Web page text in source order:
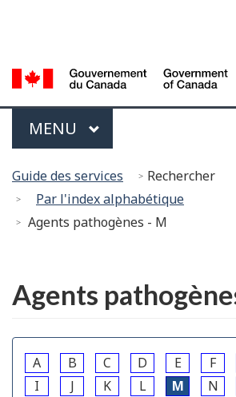
principal
propos
du
version
HTML
la
langue
Menu
PRINCIPAL
MENU
êtes
ici :
Guide des services
Rechercher
Par l'index alphabétique
Agents pathogènes - M
Agents
A B C D E F
I
J K L M N